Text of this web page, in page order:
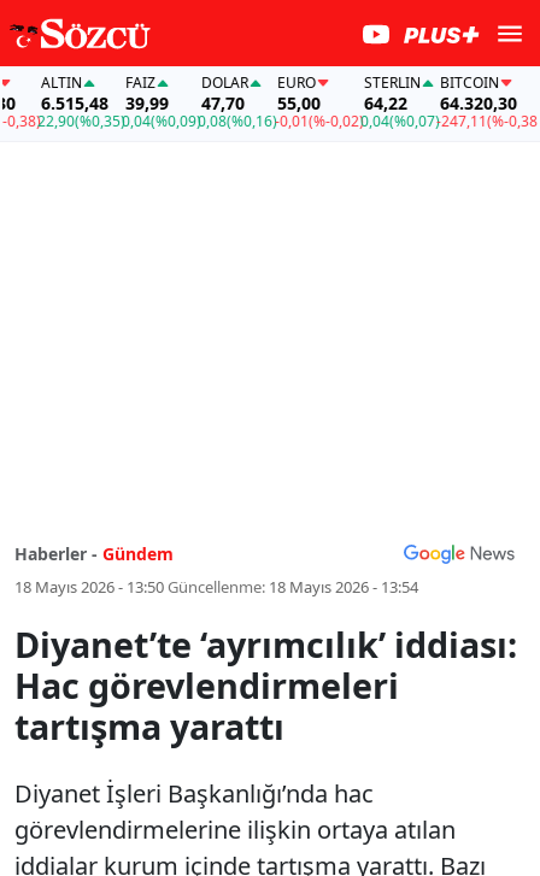
ALTIN
6.515,48
22,90(%0,35)
FAİZ
39,99
0,04(%0,09)
DOLAR
47,70
0,08(%0,16)
EURO
55,00
-0,01(%-0,02)
STERLIN
64,22
0,04(%0,07)
BITCOIN
64.320,30
-247,11(%-0,38)
Haberler - Gündem
18 Mayıs 2026 - 13:50Güncellenme: 18 Mayıs 2026 - 13:54
Diyanet’te ‘ayrımcılık’ iddiası:
Hac görevlendirmeleri
tartışma yarattı
Diyanet İşleri Başkanlığı’nda hac
görevlendirmelerine ilişkin ortaya atılan
iddialar kurum içinde tartışma yarattı. Bazı